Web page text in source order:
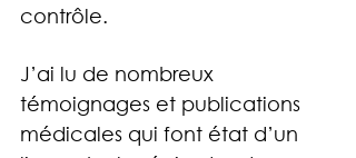
contrôle.
J’ai lu de nombreux
témoignages et publications
médicales qui font état d’un